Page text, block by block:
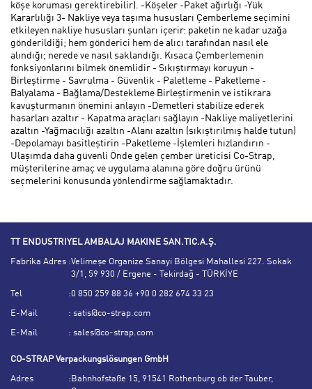
köşe koruması gerektirebilir). -Köşeler -Paket ağırlığı -Yük
Kararlılığı 3- Nakliye veya taşıma hususları Çemberleme seçimini
etkileyen nakliye hususları şunları içerir: paketin ne kadar uzağa
gönderildiği; hem gönderici hem de alıcı tarafından nasıl ele
alındığı; nerede ve nasıl saklandığı. Kısaca Çemberlemenin
fonksiyonlarını bilmek önemlidir - Sıkıştırmayı koruyun -
Birleştirme - Savrulma - Güvenlik - Paletleme - Paketleme -
Balyalama - Bağlama/Destekleme Birleştirmenin ve istikrara
kavuşturmanın önemini anlayın -Demetleri stabilize ederek
hasarları azaltır - Kapatma araçları sağlayın -Nakliye maliyetlerini
azaltın -Yağmacılığı azaltın -Alanı azaltın (sıkıştırılmış halde tutun)
-Depolamayı basitleştirin -Paketleme -İşlemleri hızlandırın -
Ulaşımda daha güvenli Önde gelen çember üreticisi Co-Strap,
müşterilerine amaç ve uygulama alanına göre doğru ürünü
seçmelerini konusunda yönlendirme sağlamaktadır.
TT ENDUSTRIYEL AMBALAJ MAKINE SAN.TIC.A.Ş.
Fabrika Adres :Velimeşe Organize Sanayi Bölgesi Mahallesi 227. Sokak
3/1, 59 930 / Ergene - Tekirdağ - TÜRKİYE
Tel :0 850 259 88 36 +90 0 282 674 33 23
E-Mail : satis@co-strap.com
E-Mail : sales@co-strap.com
CO-STRAP Verpackungslösungen GmbH
Adres : Bahnhofstaße 15, 91541 Rothenburg ob der Tauber,